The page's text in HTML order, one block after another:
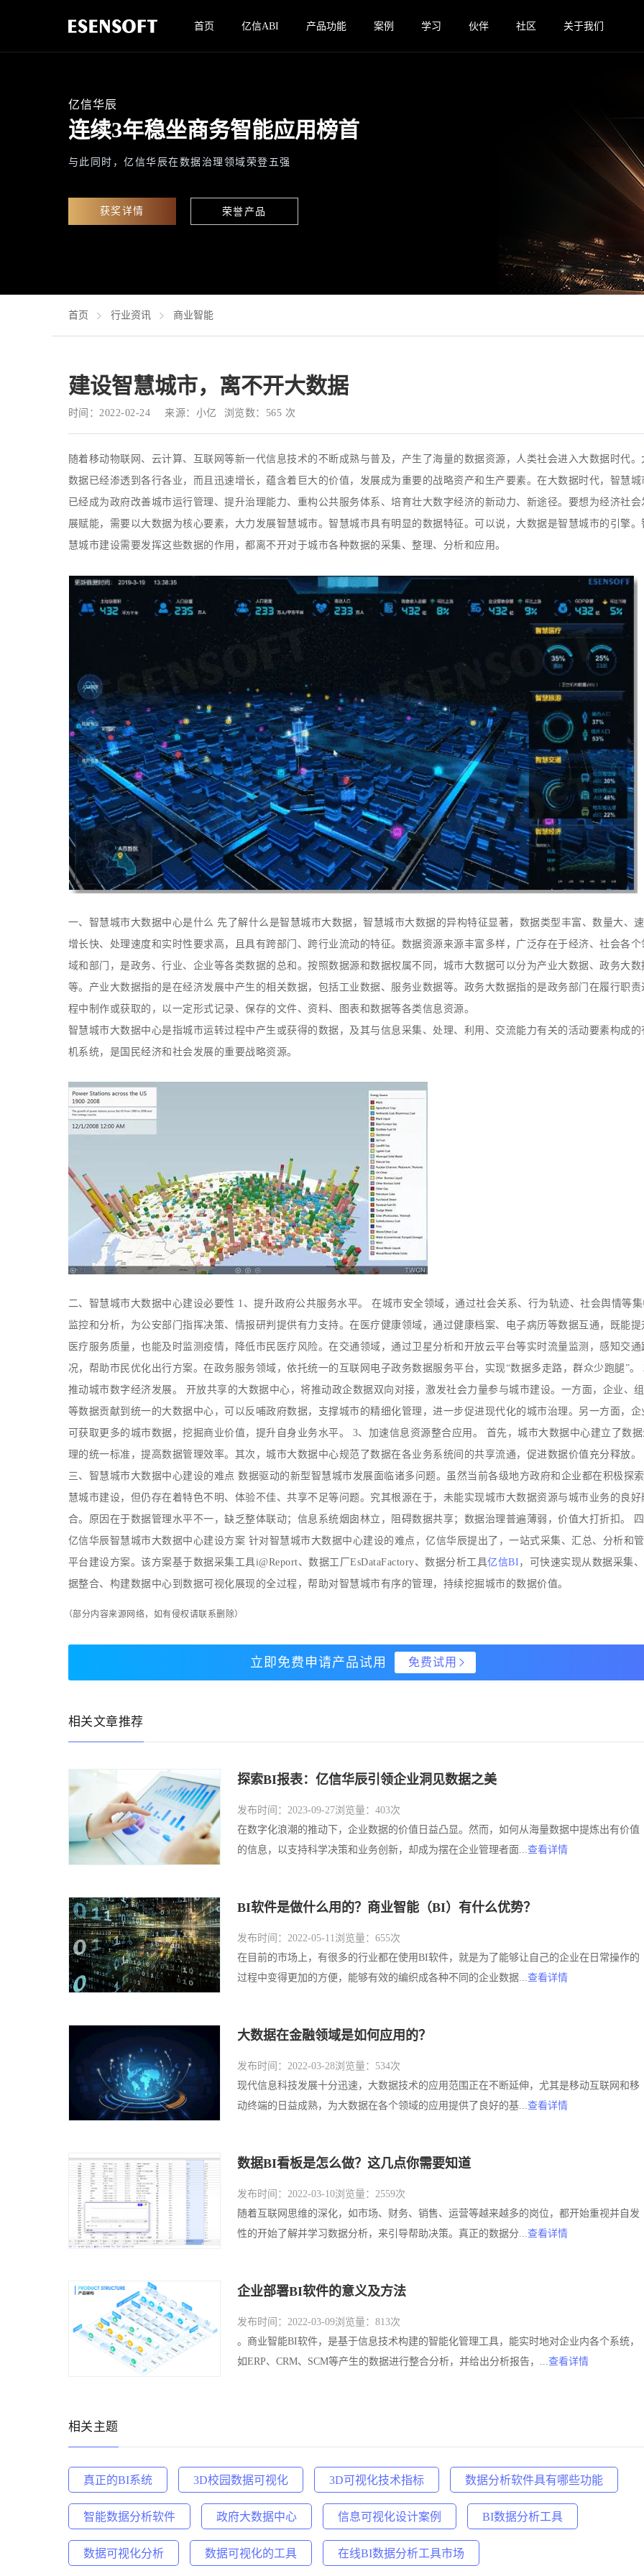
首页 亿信ABI 产品功能 案例 学习 伙伴 社区 关于我们
亿信华辰
连续3年稳坐商务智能应用榜首
与此同时，亿信华辰在数据治理领域荣登五强
获奖详情 荣誉产品
首页 行业资讯 商业智能
建设智慧城市，离不开大数据
时间：2022-02-24 来源：小亿 浏览数： 565 次
随着移动物联网、云计算、互联网等新一代信息技术的不断成熟与普及，产生了海量的数据资源，人类社会进入大数据时代。
数据已经渗透到各行各业，而且迅速增长，蕴含着巨大的价值，发展成为重要的战略资产和生产要素。在大数据时代，智慧城
已经成为政府改善城市运行管理、提升治理能力、重构公共服务体系、培育壮大数字经济的新动力、新途径。要想为经济社会
展赋能，需要以大数据为核心要素，大力发展智慧城市。智慧城市具有明显的数据特征。可以说，大数据是智慧城市的引擎。
慧城市建设需要发挥这些数据的作用，都离不开对于城市各种数据的采集、整理、分析和应用。
一、智慧城市大数据中心是什么 先了解什么是智慧城市大数据，智慧城市大数据的异构特征显著，数据类型丰富、数量大、
增长快、处理速度和实时性要求高，且具有跨部门、跨行业流动的特征。数据资源来源丰富多样，广泛存在于经济、社会各个
域和部门，是政务、行业、企业等各类数据的总和。按照数据源和数据权属不同，城市大数据可以分为产业大数据、政务大数
等。产业大数据指的是在经济发展中产生的相关数据，包括工业数据、服务业数据等。政务大数据指的是政务部门在履行职责
程中制作或获取的，以一定形式记录、保存的文件、资料、图表和数据等各类信息资源。
智慧城市大数据中心是指城市运转过程中产生或获得的数据，及其与信息采集、处理、利用、交流能力有关的活动要素构成的
机系统，是国民经济和社会发展的重要战略资源。
二、智慧城市大数据中心建设必要性 1、提升政府公共服务水平。 在城市安全领域，通过社会关系、行为轨迹、社会舆情等
监控和分析，为公安部门指挥决策、情报研判提供有力支持。在医疗健康领域，通过健康档案、电子病历等数据互通，既能提
医疗服务质量，也能及时监测疫情，降低市民医疗风险。在交通领域，通过卫星分析和开放云平台等实时流量监测，感知交通
况，帮助市民优化出行方案。在政务服务领域，依托统一的互联网电子政务数据服务平台，实现“数据多走路，群众少跑腿”。
推动城市数字经济发展。 开放共享的大数据中心，将推动政企数据双向对接，激发社会力量参与城市建设。一方面，企业、
等数据贡献到统一的大数据中心，可以反哺政府数据，支撑城市的精细化管理，进一步促进现代化的城市治理。另一方面，企
可获取更多的城市数据，挖掘商业价值，提升自身业务水平。 3、加速信息资源整合应用。 首先，城市大数据中心建立了数
理的统一标准，提高数据管理效率。其次，城市大数据中心规范了数据在各业务系统间的共享流通，促进数据价值充分释放。
三、智慧城市大数据中心建设的难点 数据驱动的新型智慧城市发展面临诸多问题。虽然当前各级地方政府和企业都在积极探
慧城市建设，但仍存在着特色不明、体验不佳、共享不足等问题。究其根源在于，未能实现城市大数据资源与城市业务的良好
合。原因在于数据管理水平不一，缺乏整体联动；信息系统烟囱林立，阻碍数据共享；数据治理普遍薄弱，价值大打折扣。
亿信华辰智慧城市大数据中心建设方案 针对智慧城市大数据中心建设的难点，亿信华辰提出了，一站式采集、汇总、分析和
平台建设方案。该方案基于数据采集工具i@Report、数据工厂EsDataFactory、数据分析工具亿信BI ，可快速实现从数据采集
据整合、构建数据中心到数据可视化展现的全过程，帮助对智慧城市有序的管理，持续挖掘城市的数据价值。
（部分内容来源网络，如有侵权请联系删除）
立即免费申请产品试用 免费试用
相关文章推荐
探索BI报表：亿信华辰引领企业洞见数据之美
发布时间：2023-09-27浏览量：403次
在数字化浪潮的推动下，企业数据的价值日益凸显。然而，如何从海量数据中提炼出有价值
的信息，以支持科学决策和业务创新，却成为摆在企业管理者面...查看详情
BI软件是做什么用的？商业智能（BI）有什么优势？
发布时间：2022-05-11浏览量：655次
在目前的市场上，有很多的行业都在使用BI软件，就是为了能够让自己的企业在日常操作的
过程中变得更加的方便，能够有效的编织成各种不同的企业数据...查看详情
大数据在金融领域是如何应用的？
发布时间：2022-03-28浏览量：534次
现代信息科技发展十分迅速，大数据技术的应用范围正在不断延伸，尤其是移动互联网和移
动终端的日益成熟，为大数据在各个领域的应用提供了良好的基...查看详情
数据BI看板是怎么做？这几点你需要知道
发布时间：2022-03-10浏览量：2559次
随着互联网思维的深化，如市场、财务、销售、运营等越来越多的岗位，都开始重视并自发
性的开始了解并学习数据分析，来引导帮助决策。真正的数据分...查看详情
企业部署BI软件的意义及方法
发布时间：2022-03-09浏览量：813次
。商业智能BI软件，是基于信息技术构建的智能化管理工具，能实时地对企业内各个系统，
如ERP、CRM、SCM等产生的数据进行整合分析，并给出分析报告，...查看详情
相关主题
真正的BI系统 3D校园数据可视化 3D可视化技术指标 数据分析软件具有哪些功能
智能数据分析软件 政府大数据中心 信息可视化设计案例 BI数据分析工具
数据可视化分析 数据可视化的工具 在线BI数据分析工具市场